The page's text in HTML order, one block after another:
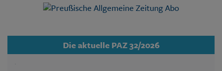
Die aktuelle PAZ 32/2026